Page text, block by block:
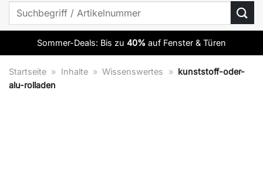
Suchen
Sommer-Deals: Bis zu 40% auf Fenster & Türen
Startseite » Inhalte » Wissenswertes » kunststoff-oder-
alu-rolladen